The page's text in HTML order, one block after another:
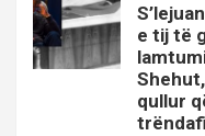
e tij të
qullur